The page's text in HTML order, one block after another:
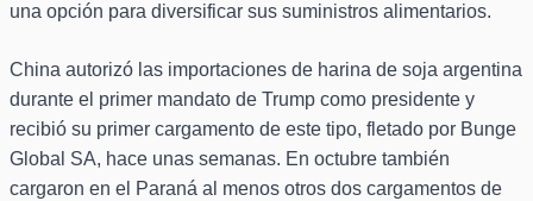
una opción para diversificar sus suministros alimentarios.
China autorizó las importaciones de harina de soja argentina
durante el primer mandato de Trump como presidente y
recibió su primer cargamento de este tipo, fletado por Bunge
Global SA, hace unas semanas. En octubre también
cargaron en el Paraná al menos otros dos cargamentos de